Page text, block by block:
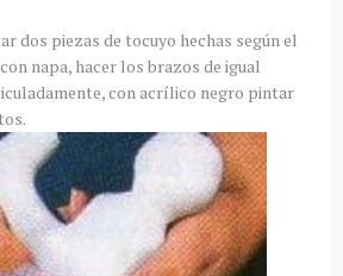
dos piezas de tocuyo hechas según el
napa, hacer los brazos de igual
con acrílico negro pintar